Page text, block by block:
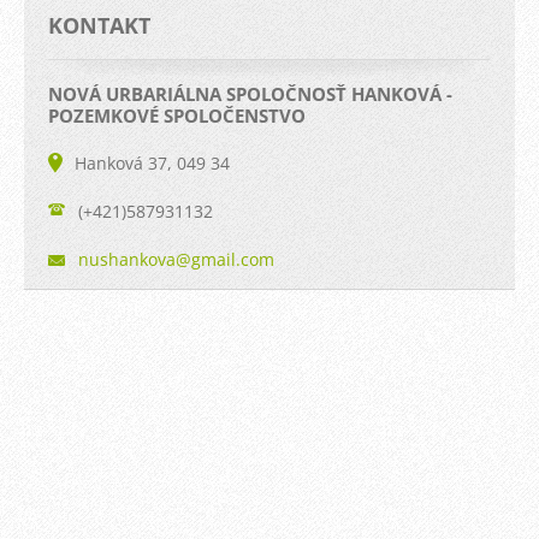
KONTAKT
NOVÁ URBARIÁLNA SPOLOČNOSŤ HANKOVÁ -
POZEMKOVÉ SPOLOČENSTVO
Hanková 37, 049 34
(+421)587931132
nushankova@gmail.com